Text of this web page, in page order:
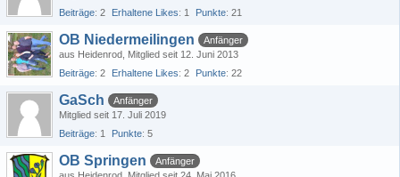
Beiträge 2 Erhaltene Likes 1 Punkte 21
OB Niedermeilingen
Anfänger
aus Heidenrod Mitglied seit 12. Juni 2013
Beiträge 2 Erhaltene Likes 2 Punkte 22
GaSch
Anfänger
Mitglied seit 17. Juli 2019
Beiträge 1 Punkte 5
OB Springen
Anfänger